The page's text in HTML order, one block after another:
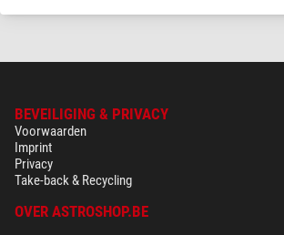
BEVEILIGING & PRIVACY
Voorwaarden
Imprint
Privacy
Take-back & Recycling
OVER ASTROSHOP.BE